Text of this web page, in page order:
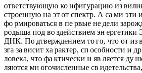
ответствующую ко нфигурацию из
строенную на эт от спектр. А са ми эти
фо рмироваться в пе рвые не дели
родыша под во здействием эн
ДНК. По дтверждением то го, что от из
зга за висит ха рактер, сп особности и
ловека, что фа ктически и яв ляется ду
ляются мн огочисленные св